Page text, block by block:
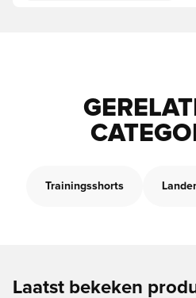
Trainingsshorts
Laatst bekeken